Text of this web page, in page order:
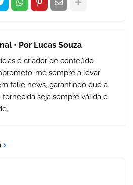
• Por Lucas Souza
e criador de conteúdo
me sempre a levar
fake news, garantindo que a
fornecida seja sempre válida e